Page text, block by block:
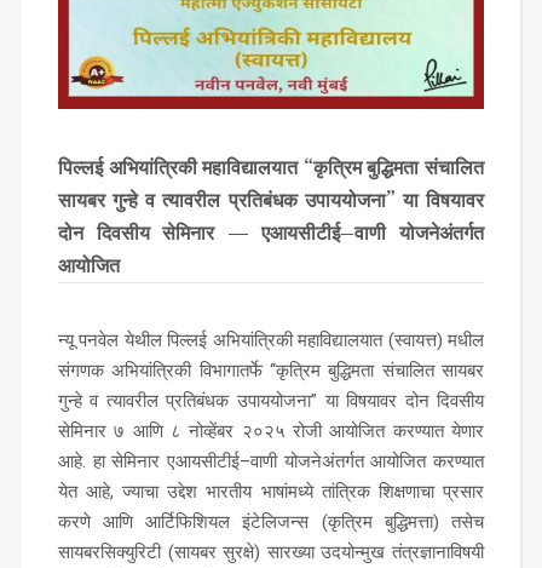
पिल्लई अभियांत्रिकी महाविद्यालयात “कृत्रिम बुद्धिमता संचालित
सायबर गुन्हे व त्यावरील प्रतिबंधक उपाययोजना” या विषयावर
दोन दिवसीय सेमिनार — एआयसीटीई–वाणी योजनेअंतर्गत
आयोजित
न्यू पनवेल येथील पिल्लई अभियांत्रिकी महाविद्यालयात (स्वायत्त) मधील
संगणक अभियांत्रिकी विभागातर्फे “कृत्रिम बुद्धिमता संचालित सायबर
गुन्हे व त्यावरील प्रतिबंधक उपाययोजना” या विषयावर दोन दिवसीय
सेमिनार ७ आणि ८ नोव्हेंबर २०२५ रोजी आयोजित करण्यात येणार
आहे. हा सेमिनार एआयसीटीई–वाणी योजनेअंतर्गत आयोजित करण्यात
येत आहे, ज्याचा उद्देश भारतीय भाषांमध्ये तांत्रिक शिक्षणाचा प्रसार
करणे आणि आर्टिफिशियल इंटेलिजन्स (कृत्रिम बुद्धिमत्ता) तसेच
सायबरसिक्युरिटी (सायबर सुरक्षे) सारख्या उदयोन्मुख तंत्रज्ञानाविषयी
School*
-- Select School --
Program*
-- Select Program --
By submitting this form I agree to be contacted by Pillai
WhatsApp and Phone Calls. I also agree to theTerms and
Conditions
and Privacy Policy.
Cancel
Submit Enquiry